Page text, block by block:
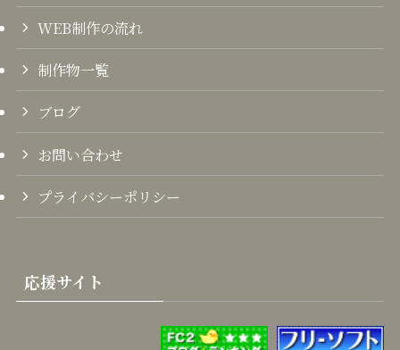
WEB制作の流れ
制作物一覧
ブログ
お問い合わせ
プライバシーポリシー
応援サイト